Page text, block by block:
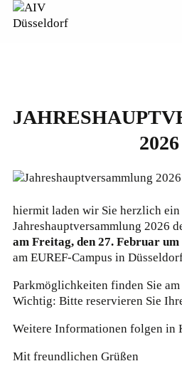
2026
hiermit laden wir Sie herzlich
Jahreshauptversammlung 2026
am Freitag, den 27. Februar um
am EUREF-Campus in
Parkmöglichkeiten finden Sie
Wichtig: Bitte reservieren Sie
Weitere Informationen folgen in
Mit freundlichen Grüßen